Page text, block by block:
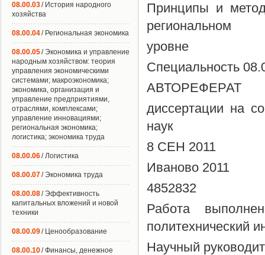
Принципы и
региональном
уровне
Специальность
АВТОРЕФЕРАТ
диссертации на
наук
8 СЕН 2011
Иваново 2011
4852832
Работа
политехнический
Научный
08.00.03/ История народного
хозяйства
08.00.04/ Региональная экономика
08.00.05/ Экономика и управление
народным хозяйством: теория
управления экономическими
системами; макроэкономика;
экономика, организация и
управление предприятиями,
отраслями, комплексами;
управление инновациями;
региональная экономика;
логистика; экономика труда
08.00.06/ Логистика
08.00.07/ Экономика труда
08.00.08/ Эффективность
капитальных вложений и новой
техники
08.00.09/ Ценообразование
08.00.10/ Финансы, денежное